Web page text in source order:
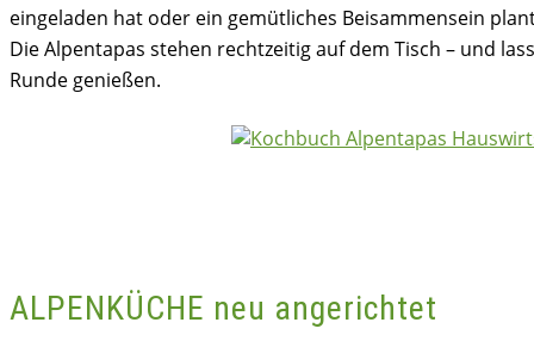
eingeladen hat oder ein gemütliches Beisammensein
Die Alpentapas stehen rechtzeitig auf dem Tisch – und
Runde genießen.
ALPENKÜCHE neu angerichtet